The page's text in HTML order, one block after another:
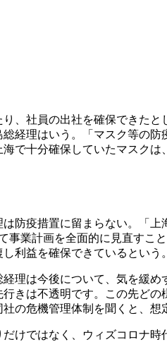
、社員の出社を確保できた
総経理はいう。「マスク等の
で十分確保していたマスク
は防疫措置に留まらない。「
事業計画を全面的に見直すこ
利益を確保できているという。
経理は今後について、気を緩
行きは不透明です。この先ど
の危機管理体制を聞くと、想
だけではなく、ウィズコロナ